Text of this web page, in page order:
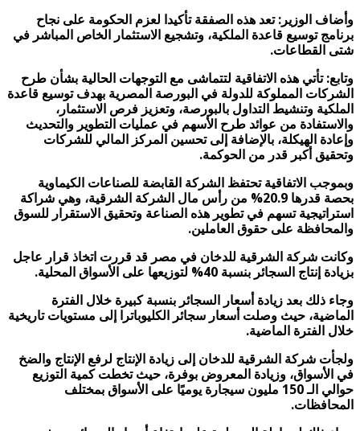
وأضاف الوزير: تعد هذه الصفقة تأكيدا لعزم الحكومة على نجاح
برنامج توسيع قاعدة الملكية، وتشجيع الاستثمار الخاص المباشر في
شتى القطاعات.
وتابع: تأتي هذه الاتفاقية لتتماشى مع التوجهات الحالية بشأن طرح
الشركات المملوكة للدولة في البورصة المصرية بهدف توسيع قاعدة
الملكية وتنشيط التداول بالبورصة، وتعزيز فرص الاستثمار،
والاستفادة من عوائد طرح الأسهم في عمليات التطوير والتحديث
وإعادة الهيكلة، بالإضافة إلى تحسين المركز المالي للشركات
وتحقيق أكبر قدر من الحوكمة.
وبموجب الاتفاقية تحتفظ الشركة القابضة للصناعات الكيماوية
بحصة قدرها 20.9%
من رأس مال الشركة الشرقية، وهي شراكة
استراتيجية تسهم في تطوير هذه الصناعة وتحقيق الاستقرار للسوق
والمحافظة على حقوق العاملين.
وكانت شركة الشرقية للدخان في مصر قد قررت اتخاذ قرار عاجل
بزيادة إنتاج السجائر بنسبة 40% لتوزيعها على الأسواق المحلية
.
وجاء ذلك بعد زيادة أسعار السجائر بنسبة كبيرة خلال الفترة
الماضية، حيث وصلت أسعار سجائر الكليوباترا إلى مستويات تاريخية
خلال الفترة الماضية.
ولجأت شركة الشرقية للدخان إلى زيادة الإنتاج لرفع الإنتاج والضخ
في الأسواق، وزيادة المعروض بوفرة، حيث تخطت كمية التوزيع
حوالي الـ 150 مليون سيجارة يوميًا على الأسواق بمختلف
المحافظات.